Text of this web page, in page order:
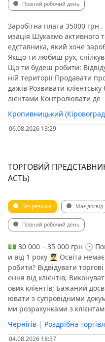
Повний робочий день
Заробітна плата 35000 грн
изація Шукаємо активного
едставника, який хоче
Якщо ти любиш рух,
Що ти будеш робити:
ній території Продавати
дажів Розвивати
лієнтами Контролювати де
Кропивницький
06.08.2026 13:29
ТОРГОВИЙ
АСТЬ)
Без резюме Має досвід
Повний робочий день
💵 30 000 – 35 000 грн 🕑
и від 1 року 👨‍🎓 Освіта
робити? Відвідувати
ення від клієнтів;
ових клієнтів; Бажаний
ювати з супровідними
ми розрахунками з
Чернігів | Роздрібна
04.08.2026 18:37